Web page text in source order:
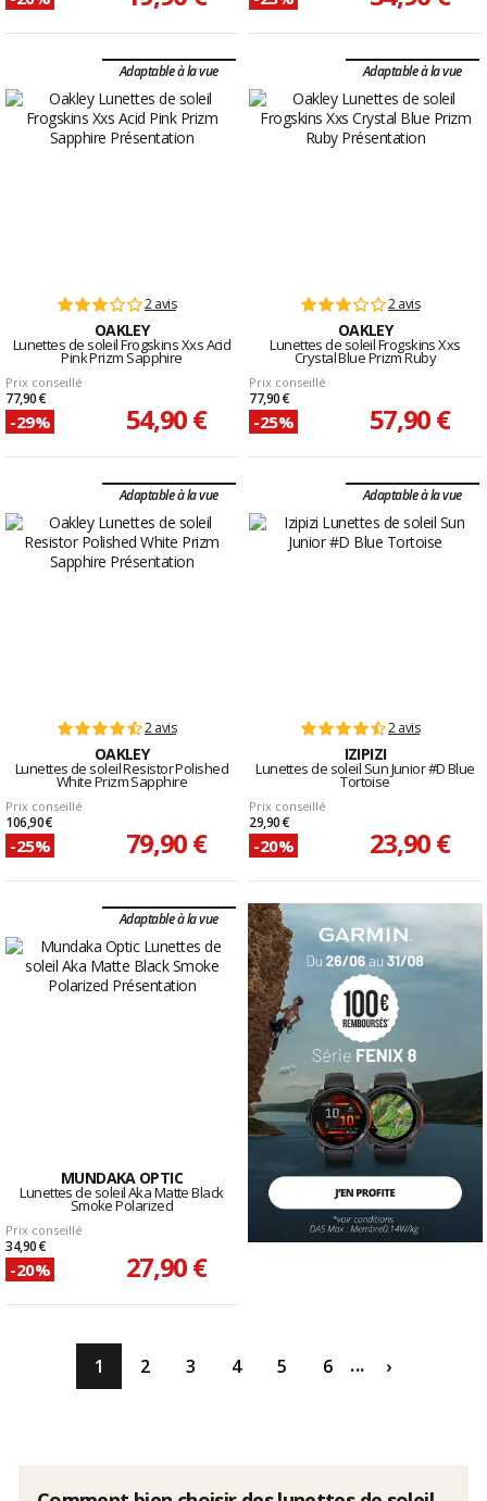
Adaptable à la vue
2 avis
OAKLEY
Lunettes de soleil Frogskins Xxs Acid
Pink Prizm Sapphire
Prix conseillé
77,90 €
-29% 54,90 €
Adaptable à la vue
2 avis
OAKLEY
Lunettes de soleil Frogskins Xxs
Crystal Blue Prizm Ruby
Prix conseillé
77,90 €
-25% 57,90 €
Adaptable à la vue
2 avis
OAKLEY
Lunettes de soleil Resistor Polished
White Prizm Sapphire
Prix conseillé
106,90 €
-25% 79,90 €
Adaptable à la vue
2 avis
IZIPIZI
Lunettes de soleil Sun Junior #D Blue
Tortoise
Prix conseillé
29,90 €
-20% 23,90 €
Adaptable à la vue
MUNDAKA OPTIC
Lunettes de soleil Aka Matte Black
Smoke Polarized
Prix conseillé
34,90 €
-20% 27,90 €
1 2 3 4 5 6 ... ›